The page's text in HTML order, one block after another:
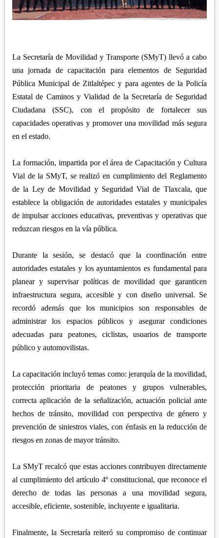
TURISMO
CAPITAL
IXTENCO
ATLTZAYANCA
TEQUEXQUITLA
APIZACO
SAN JOSÉ TEACALCO
TOCATLÁN
TLAXCO
REGIÓN CENTRO-SUR
APETATITLÁN
CONTLA
PANOTLA
ZACATELCO
CALPULALPAN
HUEYOTLIPAN
NANACAMILPA
SANCTÓRUM
TELEMEDIOS TV
La Secretaría de Movilidad y Transporte (SMyT) llevó a cabo
una jornada de capacitación para elementos de Seguridad
Pública Municipal de Zitlaltépec y para agentes de la Policía
Estatal de Caminos y Vialidad de la Secretaría de Seguridad
Ciudadana (SSC), con el propósito de fortalecer sus
capacidades operativas y promover una movilidad más segura
en el estado.
La formación, impartida por el área de Capacitación y Cultura
Vial de la SMyT, se realizó en cumplimiento del Reglamento
de la Ley de Movilidad y Seguridad Vial de Tlaxcala, que
establece la obligación de autoridades estatales y municipales
de impulsar acciones educativas, preventivas y operativas que
reduzcan riesgos en la vía pública.
Durante la sesión, se destacó que la coordinación entre
autoridades estatales y los ayuntamientos es fundamental para
planear y supervisar políticas de movilidad que garanticen
infraestructura segura, accesible y con diseño universal. Se
recordó además que los municipios son responsables de
administrar los espacios públicos y asegurar condiciones
adecuadas para peatones, ciclistas, usuarios de transporte
público y automovilistas.
La capacitación incluyó temas como: jerarquía de la movilidad,
protección prioritaria de peatones y grupos vulnerables,
correcta aplicación de la señalización, actuación policial ante
hechos de tránsito, movilidad con perspectiva de género y
prevención de siniestros viales, con énfasis en la reducción de
riesgos en zonas de mayor tránsito.
La SMyT recalcó que estas acciones contribuyen directamente
al cumplimiento del artículo 4º constitucional, que reconoce el
derecho de todas las personas a una movilidad segura,
accesible, eficiente, sostenible, incluyente e igualitaria.
Finalmente, la Secretaría reiteró su compromiso de continuar